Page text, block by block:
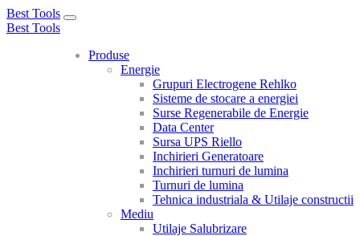
Best Tools
Toggle
Best Tools
Produse
Energie
Grupuri Electrogene Rehlko
Sisteme de stocare a energiei
Surse Regenerabile de Energie
Data Center
Sursa UPS Riello
Inchirieri Generatoare
Inchirieri turnuri de lumina
Turnuri de lumina
Tehnica industriala & Utilaje constructii
Mediu
Utilaje Salubrizare